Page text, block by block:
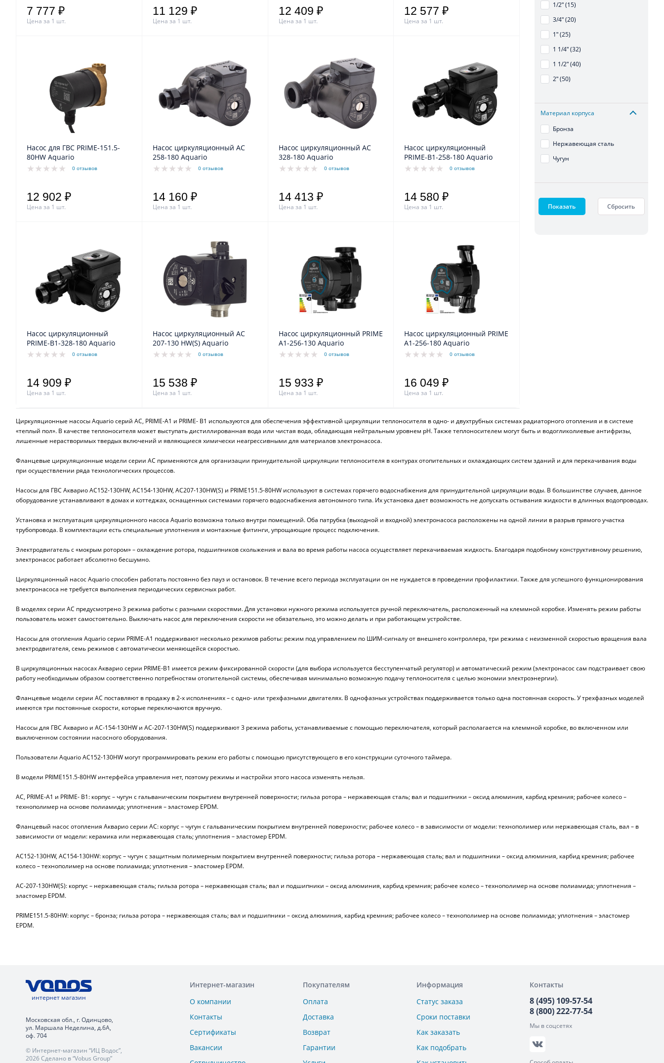
7 777 ₽
Цена за 1 шт.
11 129 ₽
Цена за 1 шт.
12 409 ₽
Цена за 1 шт.
12 577 ₽
Цена за 1 шт.
Насос для ГВС PRIME-151.5-
80HW Aquario
0 отзывов
12 902 ₽
Цена за 1 шт.
Насос циркуляционный АС
258-180 Aquario
0 отзывов
14 160 ₽
Цена за 1 шт.
Насос циркуляционный АС
328-180 Aquario
0 отзывов
14 413 ₽
Цена за 1 шт.
Насос циркуляционный
PRIME-B1-258-180 Aquario
0 отзывов
14 580 ₽
Цена за 1 шт.
Насос циркуляционный
PRIME-B1-328-180 Aquario
0 отзывов
14 909 ₽
Цена за 1 шт.
Насос циркуляционный АС
207-130 HW(S) Aquario
0 отзывов
15 538 ₽
Цена за 1 шт.
Насос циркуляционный PRIME
A1-256-130 Aquario
0 отзывов
15 933 ₽
Цена за 1 шт.
Насос циркуляционный PRIME
A1-256-180 Aquario
0 отзывов
16 049 ₽
Цена за 1 шт.
1/2ʺ (15)
3/4ʺ (20)
1ʺ (25)
1 1/4ʺ (32)
1 1/2ʺ (40)
2ʺ (50)
Материал корпуса
Бронза
Нержавеющая сталь
Чугун
Показать Сбросить
Циркуляционные насосы Aquario серий AC, PRIME-A1 и PRIME- B1 используются для обеспечения эффективной циркуляции теплоносителя в одно- и двухтрубных системах радиаторного отопления и в системе
«теплый пол». В качестве теплоносителя может выступать дистиллированная вода или чистая вода, обладающая нейтральным уровнем pH. Также теплоносителем могут быть и водогликолиевые антифризы,
лишенные нерастворимых твердых включений и являющиеся химически неагрессивными для материалов электронасоса.
Фланцевые циркуляционные модели серии АС применяются для организации принудительной циркуляции теплоносителя в контурах отопительных и охлаждающих систем зданий и для перекачивания воды
при осуществлении ряда технологических процессов.
Насосы для ГВС Акварио AC152-130HW, AC154-130HW, AC207-130HW(S) и PRIME151.5-80HW используют в системах горячего водоснабжения для принудительной циркуляции воды. В большинстве случаев, данное
оборудование устанавливают в домах и коттеджах, оснащенных системами горячего водоснабжения автономного типа. Их установка дает возможность не допускать остывания жидкости в длинных водопроводах.
Установка и эксплуатация циркуляционного насоса Aquario возможна только внутри помещений. Оба патрубка (выходной и входной) электронасоса расположены на одной линии в разрыв прямого участка
трубопровода. В комплектации есть специальные уплотнения и монтажные фитинги, упрощающие процесс подключения.
Электродвигатель с «мокрым ротором» – охлаждение ротора, подшипников скольжения и вала во время работы насоса осуществляет перекачиваемая жидкость. Благодаря подобному конструктивному решению,
электронасос работает абсолютно бесшумно.
Циркуляционный насос Aquario способен работать постоянно без пауз и остановок. В течение всего периода эксплуатации он не нуждается в проведении профилактики. Также для успешного функционирования
электронасоса не требуется выполнения периодических сервисных работ.
В моделях серии АС предусмотрено 3 режима работы с разными скоростями. Для установки нужного режима используется ручной переключатель, расположенный на клеммной коробке. Изменять режим работы
пользователь может самостоятельно. Выключать насос для переключения скорости не обязательно, это можно делать и при работающем устройстве.
Насосы для отопления Aquario серии PRIME-A1 поддерживают несколько режимов работы: режим под управлением по ШИМ-сигналу от внешнего контроллера, три режима с неизменной скоростью вращения вала
электродвигателя, семь режимов с автоматически меняющейся скоростью.
В циркуляционных насосах Акварио серии PRIME-B1 имеется режим фиксированной скорости (для выбора используется бесступенчатый регулятор) и автоматический режим (электронасос сам подстраивает свою
работу необходимым образом соответственно потребностям отопительной системы, обеспечивая минимально возможную подачу теплоносителя с целью экономии электроэнергии).
Фланцевые модели серии АС поставляют в продажу в 2-х исполнениях – с одно- или трехфазными двигателях. В однофазных устройствах поддерживается только одна постоянная скорость. У трехфазных моделей
имеются три постоянные скорости, которые переключаются вручную.
Насосы для ГВС Акварио и AC-154-130HW и AC-207-130HW(S) поддерживают 3 режима работы, устанавливаемые с помощью переключателя, который располагается на клеммной коробке, во включенном или
выключенном состоянии насосного оборудования.
Пользователи Aquario AC152-130HW могут программировать режим его работы с помощью присутствующего в его конструкции суточного таймера.
В модели PRIME151.5-80HW интерфейса управления нет, поэтому режимы и настройки этого насоса изменять нельзя.
AC, PRIME-A1 и PRIME- B1: корпус – чугун с гальваническим покрытием внутренней поверхности; гильза ротора – нержавеющая сталь; вал и подшипники – оксид алюминия, карбид кремния; рабочее колесо –
технополимер на основе полиамида; уплотнения – эластомер EPDM.
Фланцевый насос отопления Акварио серии AC: корпус – чугун с гальваническим покрытием внутренней поверхности; рабочее колесо – в зависимости от модели: технополимер или нержавеющая сталь, вал – в
зависимости от модели: керамика или нержавеющая сталь; уплотнения – эластомер EPDM.
AC152-130HW, AC154-130HW: корпус – чугун с защитным полимерным покрытием внутренней поверхности; гильза ротора – нержавеющая сталь; вал и подшипники – оксид алюминия, карбид кремния; рабочее
колесо – технополимер на основе полиамида; уплотнения – эластомер EPDM.
AC-207-130HW(S): корпус – нержавеющая сталь; гильза ротора – нержавеющая сталь; вал и подшипники – оксид алюминия, карбид кремния; рабочее колесо – технополимер на основе полиамида; уплотнения –
эластомер EPDM.
PRIME151.5-80HW: корпус – бронза; гильза ротора – нержавеющая сталь; вал и подшипники – оксид алюминия, карбид кремния; рабочее колесо – технополимер на основе полиамида; уплотнения – эластомер
EPDM.
интернет магазин
Московская обл., г. Одинцово,
ул. Маршала Неделина, д.6А,
оф. 704
© Интернет-магазин “ИЦ Водос”,
2026 Сделано в “Vobus Group”
Интернет-магазин
О компании
Контакты
Сертификаты
Вакансии
Покупателям
Оплата
Доставка
Возврат
Гарантии
Информация
Статус заказа
Сроки поставки
Как заказать
Как подобрать
Контакты
8 (495) 109-57-54
8 (800) 222-77-54
Мы в соцсетях